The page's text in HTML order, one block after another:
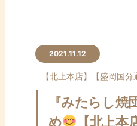
2021.11.12
【北上本店】 【盛岡国分
『みたらし焼
め
【北上本